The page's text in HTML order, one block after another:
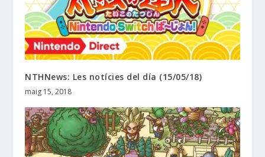
NTHNews: Les notícies del día (15/05/18)
maig 15, 2018